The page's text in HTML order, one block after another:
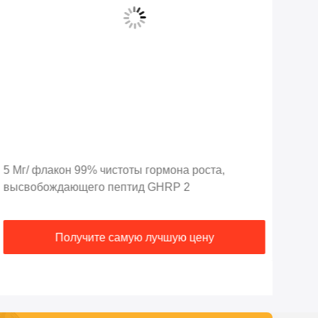
5 Мг/ флакон 99% чистоты гормона роста,
высвобождающего пептид GHRP 2
Получите самую лучшую цену